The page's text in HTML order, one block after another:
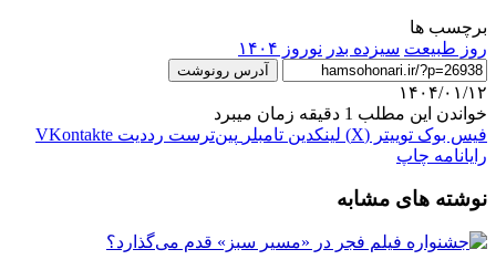
برچسب ها
روز طبیعت سیزده بدر نوروز ۱۴۰۴
آدرس رونوشت
۱۴۰۴/۰۱/۱۲
خواندن این مطلب 1 دقیقه زمان میبرد
فیس بوک توییتر (X) لینکدین ‫تامبلر ‫پین‌ترست ‫رددیت ‫VKontakte
رایانامه چاپ
نوشته های مشابه